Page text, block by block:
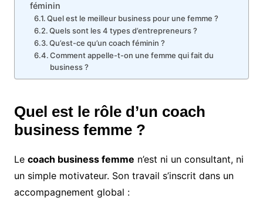
féminin
Quel est le meilleur business pour une femme ?
Quels sont les 4 types d’entrepreneurs ?
Qu’est-ce qu’un coach féminin ?
Comment appelle-t-on une femme qui fait du
business ?
Quel est le rôle d’un coach
business femme ?
Le coach business femme n’est ni un consultant, ni
un simple motivateur. Son travail s’inscrit dans un
accompagnement global :